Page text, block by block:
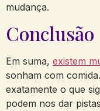
mudança.
Conclusão
Em suma, existem
sonham com
exatamente o que
podem nos dar